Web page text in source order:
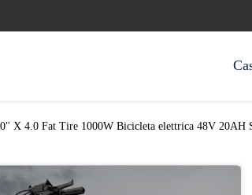
X 4.0 Fat Tire 1000W Bicicleta elettrica 48V 20AH